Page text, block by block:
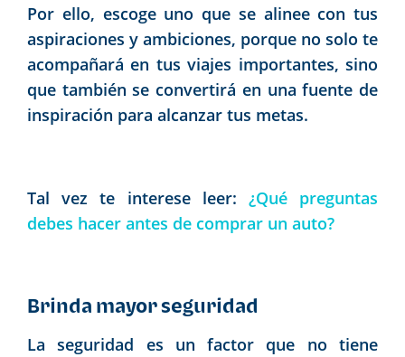
Por ello, escoge uno que se alinee con tus
aspiraciones y ambiciones, porque no solo te
acompañará en tus viajes importantes, sino
que también se convertirá en una fuente de
inspiración para alcanzar tus metas.
Tal vez te interese leer: ¿Qué preguntas
debes hacer antes de comprar un auto?
Brinda mayor seguridad
La seguridad es un factor que no tiene